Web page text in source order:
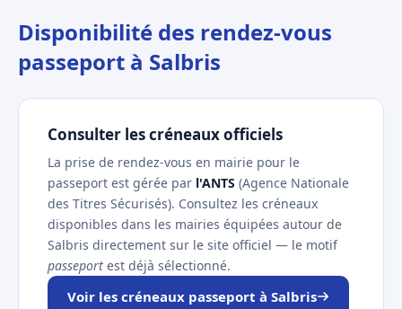
Disponibilité des rendez-vous
passeport à Salbris
Consulter les créneaux officiels
La prise de rendez-vous en mairie pour le
passeport est gérée par l'ANTS (Agence Nationale
des Titres Sécurisés). Consultez les créneaux
disponibles dans les mairies équipées autour de
Salbris directement sur le site officiel — le motif
passeport est déjà sélectionné.
Voir les créneaux passeport à Salbris